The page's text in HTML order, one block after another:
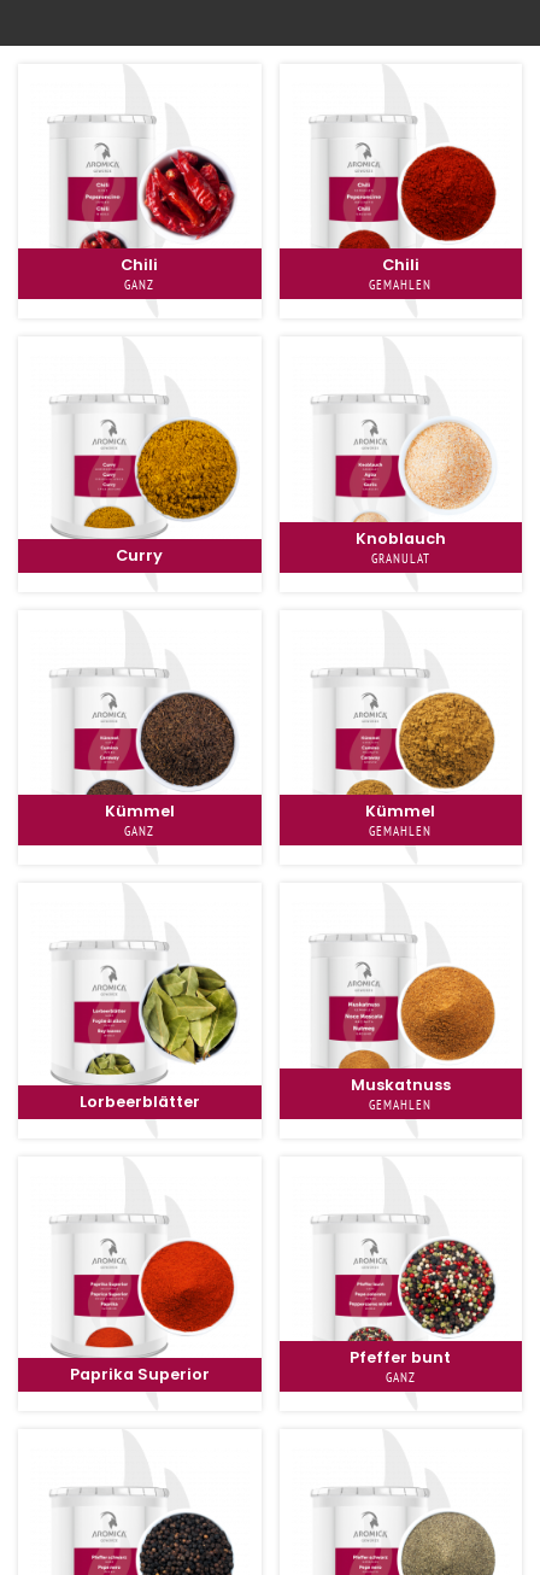
Chili
GANZ
Chili
GEMAHLEN
Curry
Knoblauch
GRANULAT
Kümmel
GANZ
Kümmel
GEMAHLEN
Lorbeerblätter
Muskatnuss
GEMAHLEN
Paprika Superior
Pfeffer bunt
GANZ